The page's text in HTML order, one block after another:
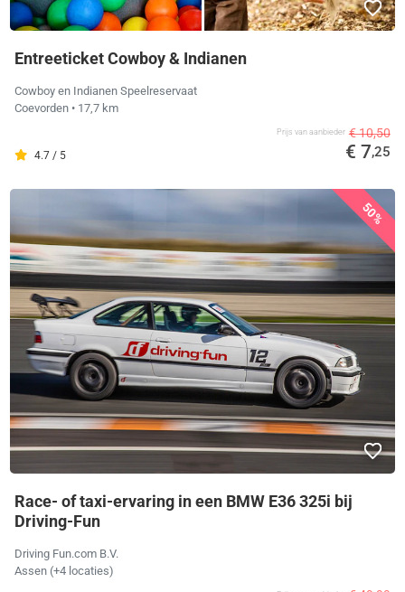
Entreeticket Cowboy & Indianen
Cowboy en Indianen Speelreservaat
Coevorden • 17,7 km
4.7 / 5
Prijs van aanbieder € 10,50
€ 7,25
50%
Race- of taxi-ervaring in een BMW E36 325i bij
Driving-Fun
Driving Fun.com B.V.
Assen (+4 locaties)